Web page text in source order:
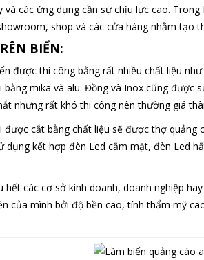
và các ứng dụng cần sự chịu lực cao.
shop và các cửa hàng nhằm tạo
BIỂN:
được thi công bằng rất nhiều chất liệu
bằng mika và alu. Đồng và Inox cũng được
nhưng rất khó thi công nên thường giá
được cắt bằng chất liệu sẽ được thợ
dụng kết hợp đèn Led cắm mặt, đèn Led
hết các cơ sở kinh doanh, doanh nghiệp
của mình bởi độ bền cao, tính thẩm mỹ